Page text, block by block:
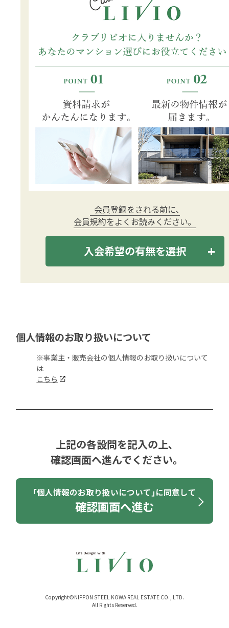
会員登録をされる前に､
会員規約をよくお読みください｡
入会希望の有無を選択
個人情報のお取り扱いについて
※事業主・販売会社の個人情報のお取り扱いについて
は
こちら
上記の各設問を記入の上､
確認画面へ進んでください｡
｢個人情報のお取り扱いについて｣に同意して
確認画面へ進む
Copyright©NIPPON STEEL KOWA REAL ESTATE CO., LTD.
All Rights Reserved.